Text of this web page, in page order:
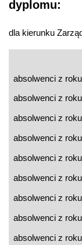
dyplomu:
dla kierunku
absolwenci z
absolwenci z
absolwenci z
absolwenci z
absolwenci z
absolwenci z
absolwenci z
absolwenci z
absolwenci z